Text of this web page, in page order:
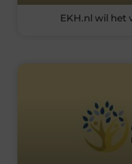
EKH.nl wil het